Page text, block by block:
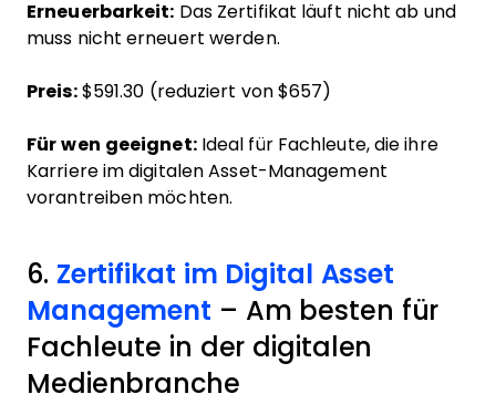
Erneuerbarkeit: Das Zertifikat läuft nicht ab und
muss nicht erneuert werden.
Preis:$591.30 (reduziert von $657)
Für wen geeignet:Ideal für Fachleute, die ihre
Karriere im digitalen Asset-Management
vorantreiben möchten.
6. Zertifikat im Digital Asset
Management – Am besten für
Fachleute in der digitalen
Medienbranche